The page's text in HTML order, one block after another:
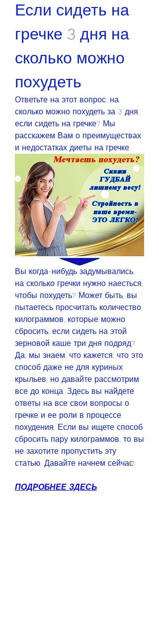
Если сидеть на
гречке 3 дня на
сколько можно
похудеть
Ответьте на этот вопрос: на
сколько можно похудеть за 3 дня,
если сидеть на гречке? Мы
расскажем Вам о преимуществах
и недостатках диеты на гречке.
Вы когда-нибудь задумывались,
на сколько гречки нужно наесться,
чтобы похудеть? Может быть, вы
пытаетесь просчитать количество
килограммов, которые можно
сбросить, если сидеть на этой
зерновой каше три дня подряд?
Да, мы знаем, что кажется, что это
способ даже не для куриных
крыльев, но давайте рассмотрим
все до конца. Здесь вы найдете
ответы на все свои вопросы о
гречке и ее роли в процессе
похудения. Если вы ищете способ
сбросить пару килограммов, то вы
не захотите пропустить эту
статью. Давайте начнем сейчас!
ПОДРОБНЕЕ ЗДЕСЬ